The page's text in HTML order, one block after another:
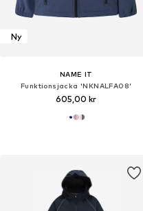
Ny
NAME IT
Funktionsjacka 'NKNALFA08'
605,00 kr